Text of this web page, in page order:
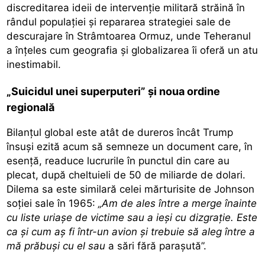
discreditarea ideii de intervenție militară străină în
rândul populației și repararea strategiei sale de
descurajare în Strâmtoarea Ormuz, unde Teheranul
a înțeles cum geografia și globalizarea îi oferă un atu
inestimabil.
„Suicidul unei superputeri” și noua ordine
regională
Bilanțul global este atât de dureros încât Trump
însuși ezită acum să semneze un document care, în
esență, readuce lucrurile în punctul din care au
plecat, după cheltuieli de 50 de miliarde de dolari.
Dilema sa este similară celei mărturisite de Johnson
soției sale în 1965:„Am de ales între a merge înainte
cu liste uriașe de victime sau a ieși cu dizgrație. Este
ca și cum aș fi într-un avion și trebuie să aleg între a
mă prăbuși cu el sau a sări fără parașută”.